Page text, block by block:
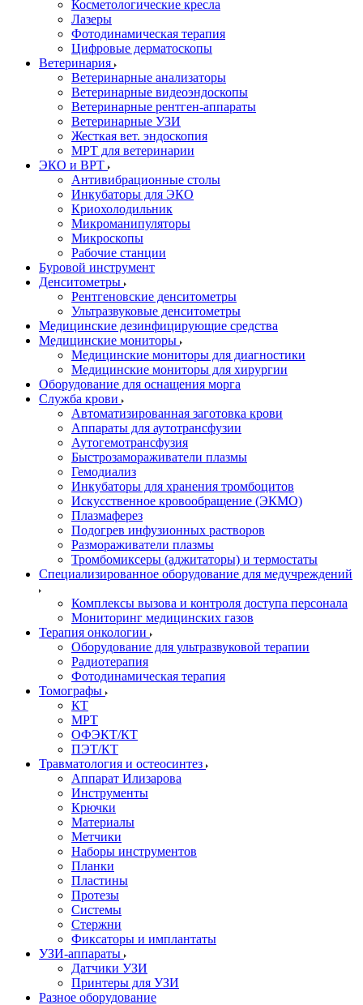
Косметологические кресла
Лазеры
Фотодинамическая терапия
Цифровые дерматоскопы
Ветеринария
Ветеринарные анализаторы
Ветеринарные видеоэндоскопы
Ветеринарные рентген-аппараты
Ветеринарные УЗИ
Жесткая вет. эндоскопия
МРТ для ветеринарии
ЭКО и ВРТ
Антивибрационные столы
Инкубаторы для ЭКО
Криохолодильник
Микроманипуляторы
Микроскопы
Рабочие станции
Буровой инструмент
Денситометры
Рентгеновские денситометры
Ультразвуковые денситометры
Медицинские дезинфицирующие средства
Медицинские мониторы
Медицинские мониторы для диагностики
Медицинские мониторы для хирургии
Оборудование для оснащения морга
Служба крови
Автоматизированная заготовка крови
Аппараты для аутотрансфузии
Аутогемотрансфузия
Быстрозамораживатели плазмы
Гемодиализ
Инкубаторы для хранения тромбоцитов
Искусственное кровообращение (ЭКМО)
Плазмаферез
Подогрев инфузионных растворов
Размораживатели плазмы
Тромбомиксеры (аджитаторы) и термостаты
Специализированное оборудование для медучреждений
Комплексы вызова и контроля доступа персонала
Мониторинг медицинских газов
Терапия онкологии
Оборудование для ультразвуковой терапии
Радиотерапия
Фотодинамическая терапия
Томографы
КТ
МРТ
ОФЭКТ/КТ
ПЭТ/КТ
Травматология и остеосинтез
Аппарат Илизарова
Инструменты
Крючки
Материалы
Метчики
Наборы инструментов
Планки
Пластины
Протезы
Системы
Стержни
Фиксаторы и имплантаты
УЗИ-аппараты
Датчики УЗИ
Принтеры для УЗИ
Разное оборудование